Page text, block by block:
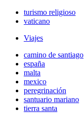
turismo religioso
vaticano
Viajes
camino de santiago
españa
malta
mexico
peregrinación
santuario mariano
tierra santa